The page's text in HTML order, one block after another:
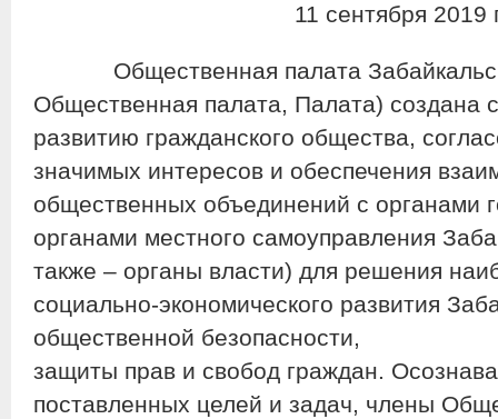
11 сентября 2019
Общественная палата
Общественная палата, Палата) создана
развитию гражданского общества,
значимых интересов и обеспечения
общественных объединений с органами
органами местного самоуправления
также – органы власти) для решения
социально-экономического развития
общественной безопасности,
защиты прав и свобод граждан.
поставленных целей и задач, члены